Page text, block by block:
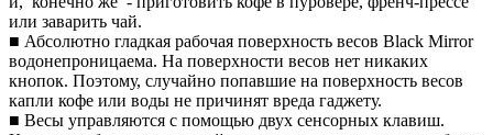
или заварить чай.
■ Абсолютно гладкая рабочая поверхность весов Black Mirror
водонепроницаема. На поверхности весов нет никаких
кнопок. Поэтому, случайно попавшие на поверхность весов
капли кофе или воды не причинят вреда гаджету.
■ Весы управляются с помощью двух сенсорных клавиш.